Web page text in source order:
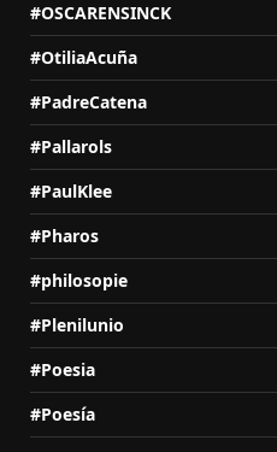
#OSCARENSINCK
#OtiliaAcuña
#PadreCatena
#Pallarols
#PaulKlee
#Pharos
#philosopie
#Plenilunio
#Poesia
#Poesía